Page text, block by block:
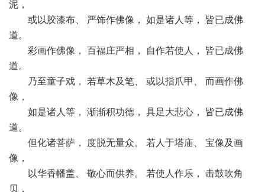
泥，
或以胶漆布、 严饰作佛像， 如是诸人等， 皆已成佛
道。
彩画作佛像， 百福庄严相， 自作若使人， 皆已成佛
道。
乃至童子戏， 若草木及笔、 或以指爪甲、 而画作佛
像，
如是诸人等， 渐渐积功德， 具足大悲心， 皆已成佛
道。
但化诸菩萨， 度脱无量众。 若人于塔庙、 宝像及画
像，
以华香幡盖、 敬心而供养。 若使人作乐， 击鼓吹角
贝，